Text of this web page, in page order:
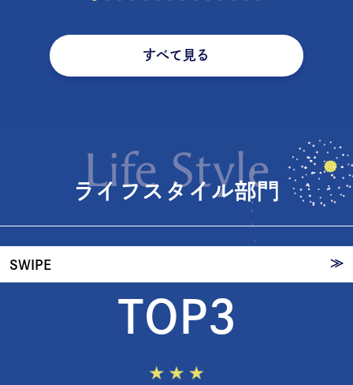
すべて見る
ライフスタイル部門
Life Style
ライフ
スタイ
ル
TOP3
SWIPE ≫